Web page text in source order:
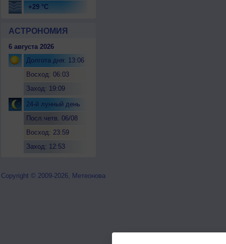
+29 °C
АСТРОНОМИЯ
6 августа 2026
Долгота дня: 13:06
Восход: 06:03
Заход: 19:09
24-й лунный день
Посл.четв. 06/08
Восход: 23:59
Заход: 12:53
Copyright © 2009-2026, Метеонова